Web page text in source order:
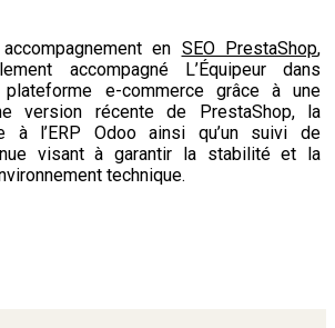
en SEO PrestaShop,
accompagné L’Équipeur dans
plateforme e-commerce grâce à une
version récente de PrestaShop, la
à l’ERP Odoo ainsi qu’un suivi de
visant à garantir la stabilité et la
technique.